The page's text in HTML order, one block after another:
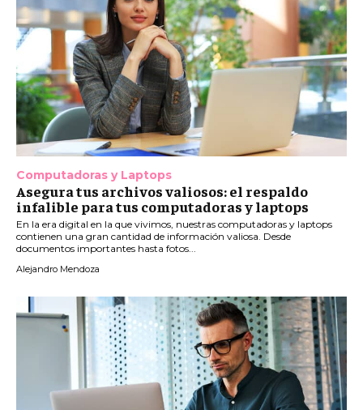
Computadoras y Laptops
Asegura tus archivos valiosos: el respaldo
infalible para tus computadoras y laptops
En la era digital en la que vivimos, nuestras computadoras y laptops
contienen una gran cantidad de información valiosa. Desde
documentos importantes hasta fotos...
Alejandro Mendoza